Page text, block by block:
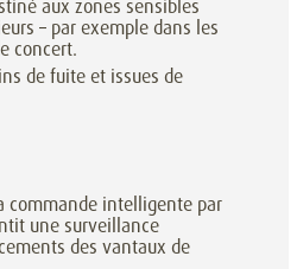
aux zones sensibles
– par exemple dans les
concert.
de fuite et issues de
commande intelligente par
une surveillance
des vantaux de